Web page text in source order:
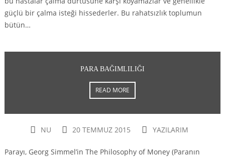
güçlü bir çalma isteği hissederler. Bu rahatsızlık toplumun
bütün…
PARA BAĞIMLILIĞI
READ MORE
NU 20 TEMMUZ 2015 YAZILARIM
Parayı, Georg Simmel’in The Philosophy of Money (Paranın